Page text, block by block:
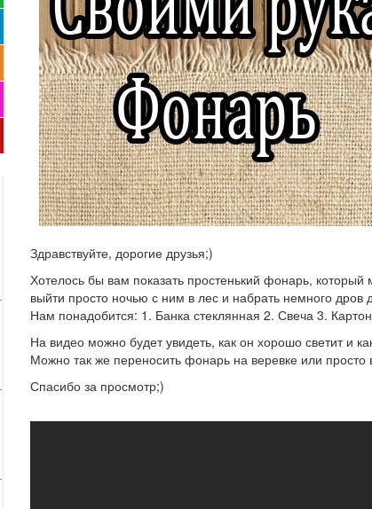
Здравствуйте, дорогие друзья;)
Хотелось бы вам показать простенький фонарь,
выйти просто ночью с ним в лес и набрать немного дров
Нам понадобится: 1. Банка стеклянная 2. Свеча 3.
На видео можно будет увидеть, как он хорошо светит и
Можно так же переносить фонарь на веревке или просто
Спасибо за просмотр;)